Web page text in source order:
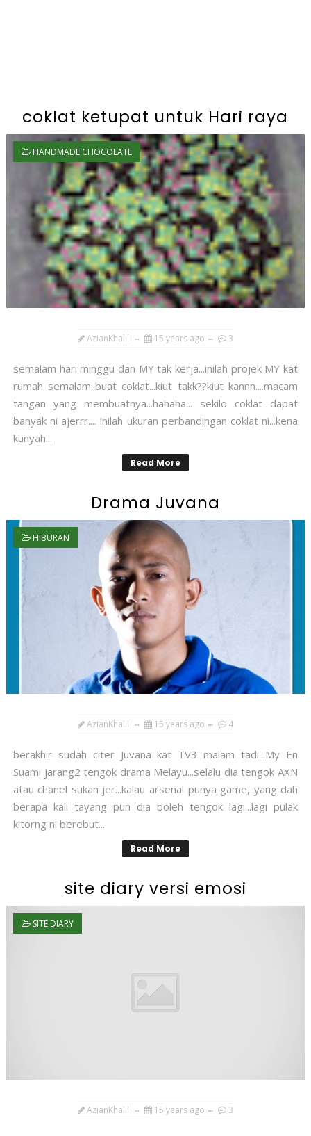
coklat ketupat untuk Hari raya
HANDMADE CHOCOLATE
AzianKhalil 15 years ago 3
semalam hari minggu dan MY tak kerja...inilah projek MY kat
rumah semalam..buat coklat...kiut takk??kiut kannn....macam
tangan yang membuatnya...hahaha... sekilo coklat dapat
banyak ni ajerrr.... inilah ukuran perbandingan coklat ni...kena
kunyah...
Read More
Drama Juvana
HIBURAN
AzianKhalil 15 years ago 4
berakhir sudah citer Juvana kat TV3 malam tadi...My En
Suami jarang2 tengok drama Melayu...selalu dia tengok AXN
atau chanel sukan jer...kalau arsenal punya game, yang dah
berapa kali tayang pun dia boleh tengok lagi...lagi pulak
kitorng ni berebut...
Read More
site diary versi emosi
SITE DIARY
AzianKhalil 15 years ago 3